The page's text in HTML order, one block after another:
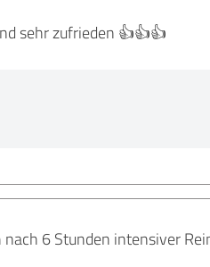
sehr zufrieden 👍👍👍
6 Stunden intensiver